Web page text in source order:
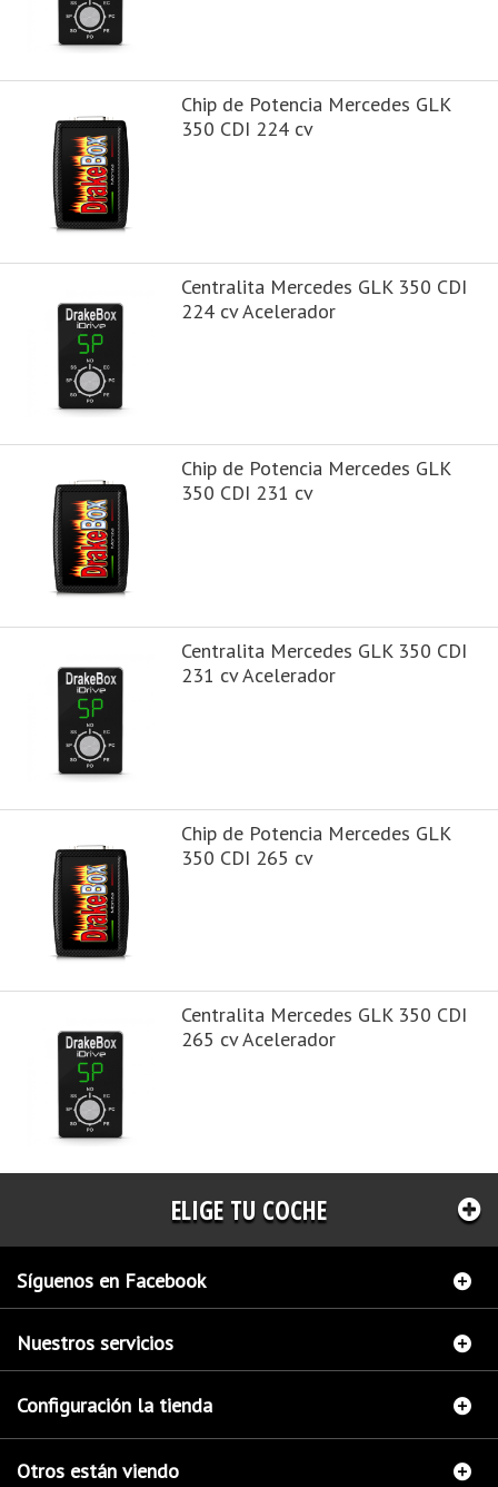
Chip de Potencia Mercedes GLK
350 CDI 224 cv
Centralita Mercedes GLK 350 CDI
224 cv Acelerador
Chip de Potencia Mercedes GLK
350 CDI 231 cv
Centralita Mercedes GLK 350 CDI
231 cv Acelerador
Chip de Potencia Mercedes GLK
350 CDI 265 cv
Centralita Mercedes GLK 350 CDI
265 cv Acelerador
ELIGE TU COCHE
Síguenos en Facebook
Nuestros servicios
Configuración la tienda
Otros están viendo